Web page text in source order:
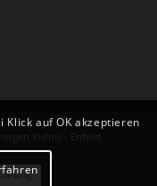
Kuhns - Enfold
Klick auf OK akzeptieren